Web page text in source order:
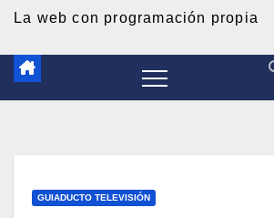
La web con programación propia
GUIADUCTO TELEVISIÓN